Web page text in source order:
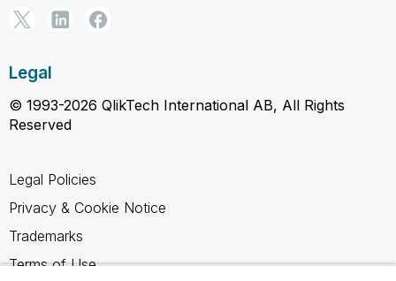
Legal
© 1993-2026 QlikTech International AB, All Rights
Reserved
Legal Policies
Privacy & Cookie Notice
Trademarks
Terms of Use